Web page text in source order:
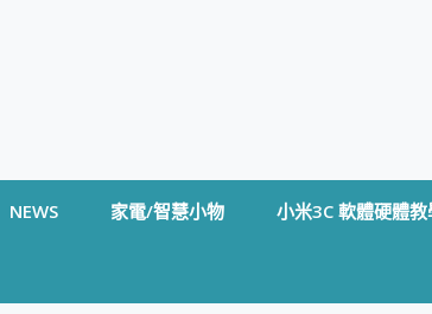
NEWS 家電/智慧小物 小米3C 軟體硬體教